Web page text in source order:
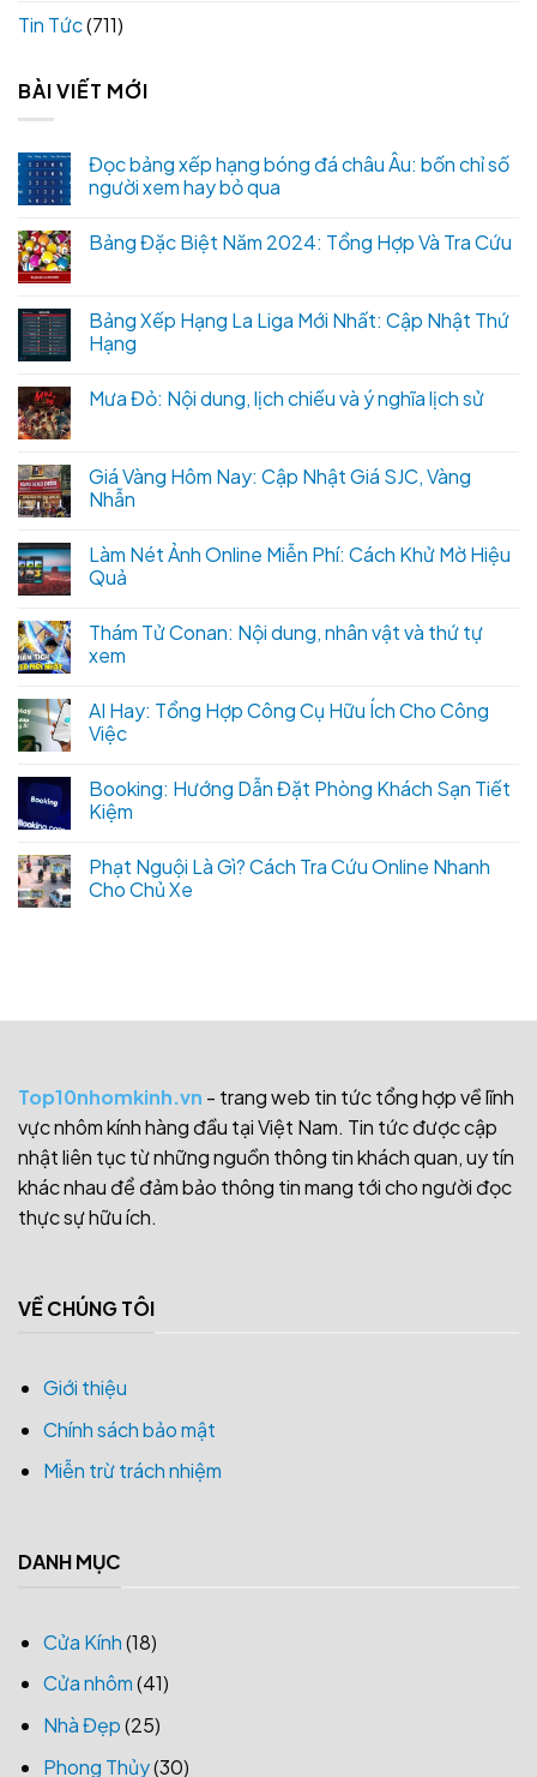
Tin Tức(711)
BÀI VIẾT MỚI
Đọc bảng xếp hạng bóng đá châu Âu: bốn chỉ số
người xem hay bỏ qua
Bảng Đặc Biệt Năm 2024: Tổng Hợp Và Tra Cứu
Bảng Xếp Hạng La Liga Mới Nhất: Cập Nhật Thứ
Hạng
Mưa Đỏ: Nội dung, lịch chiếu và ý nghĩa lịch sử
Giá Vàng Hôm Nay: Cập Nhật Giá SJC, Vàng
Nhẫn
Làm Nét Ảnh Online Miễn Phí: Cách Khử Mờ Hiệu
Quả
Thám Tử Conan: Nội dung, nhân vật và thứ tự
xem
AI Hay: Tổng Hợp Công Cụ Hữu Ích Cho Công
Việc
Booking: Hướng Dẫn Đặt Phòng Khách Sạn Tiết
Kiệm
Phạt Nguội Là Gì? Cách Tra Cứu Online Nhanh
Cho Chủ Xe
Top10nhomkinh.vn - trang web tin tức tổng hợp về lĩnh
vực nhôm kính hàng đầu tại Việt Nam. Tin tức được cập
nhật liên tục từ những nguồn thông tin khách quan, uy tín
khác nhau để đảm bảo thông tin mang tới cho người đọc
thực sự hữu ích.
VỀ CHÚNG TÔI
Giới thiệu
Chính sách bảo mật
Miễn trừ trách nhiệm
DANH MỤC
Cửa Kính(18)
Cửa nhôm(41)
Nhà Đẹp(25)
Phong Thủy(30)